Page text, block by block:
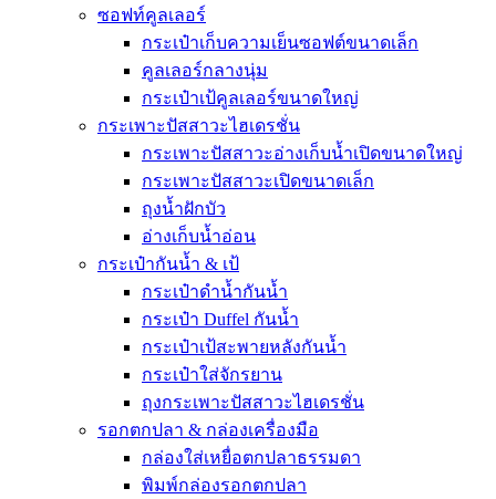
ซอฟท์คูลเลอร์
กระเป๋าเก็บความเย็นซอฟต์ขนาดเล็ก
คูลเลอร์กลางนุ่ม
กระเป๋าเป้คูลเลอร์ขนาดใหญ่
กระเพาะปัสสาวะไฮเดรชั่น
กระเพาะปัสสาวะอ่างเก็บน้ำเปิดขนาดใหญ่
กระเพาะปัสสาวะเปิดขนาดเล็ก
ถุงน้ำฝักบัว
อ่างเก็บน้ำอ่อน
กระเป๋ากันน้ำ & เป้
กระเป๋าดำน้ำกันน้ำ
กระเป๋า Duffel กันน้ำ
กระเป๋าเป้สะพายหลังกันน้ำ
กระเป๋าใส่จักรยาน
ถุงกระเพาะปัสสาวะไฮเดรชั่น
รอกตกปลา & กล่องเครื่องมือ
กล่องใส่เหยื่อตกปลาธรรมดา
พิมพ์กล่องรอกตกปลา